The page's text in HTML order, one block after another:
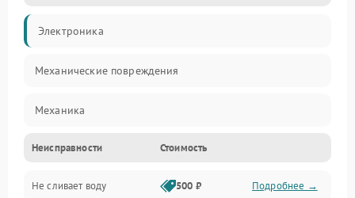
Электроника
Механические повреждения
Механика
Управление
Электропитание
Неисправности Стоимость
Не сливает воду 500 ₽ Подробнее →